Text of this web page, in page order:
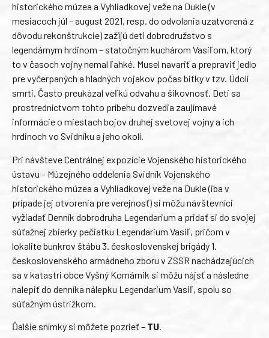
historického múzea a Vyhliadkovej veže na Dukle (v
mesiacoch júl – august 2021, resp. do odvolania uzatvorená z
dôvodu rekonštrukcie) zažijú deti dobrodružstvo s
legendárnym hrdinom – statočným kuchárom Vasiľom, ktorý
to v časoch vojny nemal ľahké. Musel navariť a prepraviť jedlo
pre vyčerpaných a hladných vojakov počas bitky v tzv. Údolí
smrti. Často preukázal veľkú odvahu a šikovnosť. Deti sa
prostredníctvom tohto príbehu dozvedia zaujímavé
informácie o miestach bojov druhej svetovej vojny a ich
hrdinoch vo Svidníku a jeho okolí.
Pri návšteve Centrálnej expozície Vojenského historického
ústavu – Múzejného oddelenia Svidník Vojenského
historického múzea a Vyhliadkovej veže na Dukle (iba v
prípade jej otvorenia pre verejnosť) si môžu návštevníci
vyžiadať Denník dobrodruha Legendarium a pridať si do svojej
súťažnej zbierky pečiatku Legendarium Vasiľ, pričom v
lokalite bunkrov štábu 3. československej brigády 1.
československého armádneho zboru v ZSSR nachádzajúcich
sa v katastri obce Vyšný Komárnik si môžu nájsť a následne
nalepiť do denníka nálepku Legendarium Vasiľ, spolu so
súťažným ústrižkom.
Ďalšie snímky si môžete pozrieť – TU.